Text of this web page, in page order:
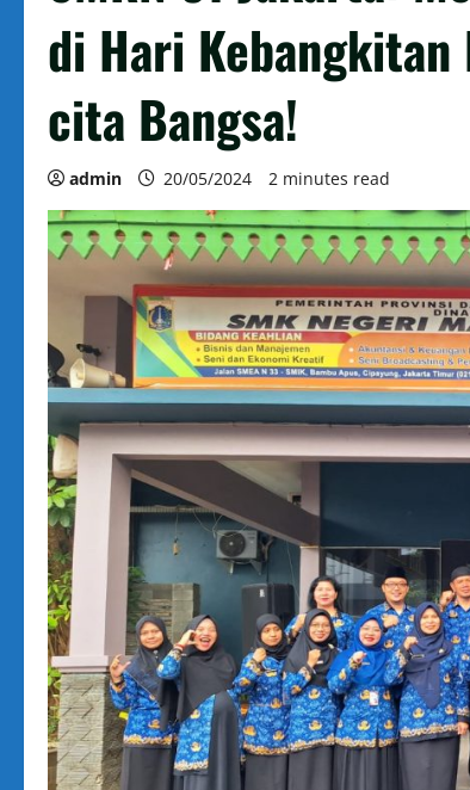
di Hari Kebangkitan
cita Bangsa!
admin 20/05/2024 2 minutes read